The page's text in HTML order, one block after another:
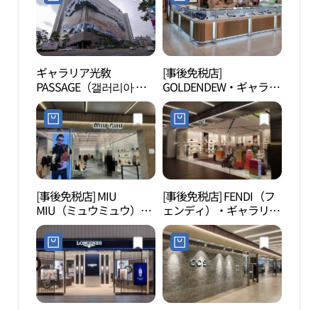
ギャラリア光敎
PASSAGE（갤러리아 광
교 파사쥬）
[事後免税店]
GOLDENDEW・ギャラリ
ア百貨店クァンギョ（光
教）店(골든듀 갤러리아
백화점 광교점)
[事後免税店] MIU
MIU（ミュウミュウ）・
ギャラリア百貨店クァン
ギョ（光教）店(미우미
우 갤러리아백화점 광교
점)
[事後免税店] FENDI（フ
ェンディ）・ギャラリア
百貨店クァンギョ（光
教）店(펜디 갤러리아백
화점 광교점)